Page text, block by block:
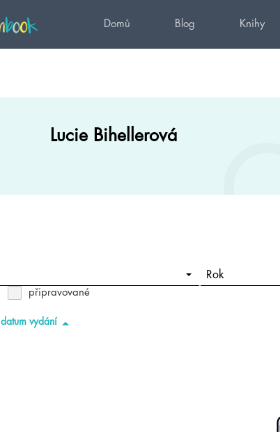
Domů Blog Knihy
Lucie Bihellerová
Rok
připravované
datum vydání